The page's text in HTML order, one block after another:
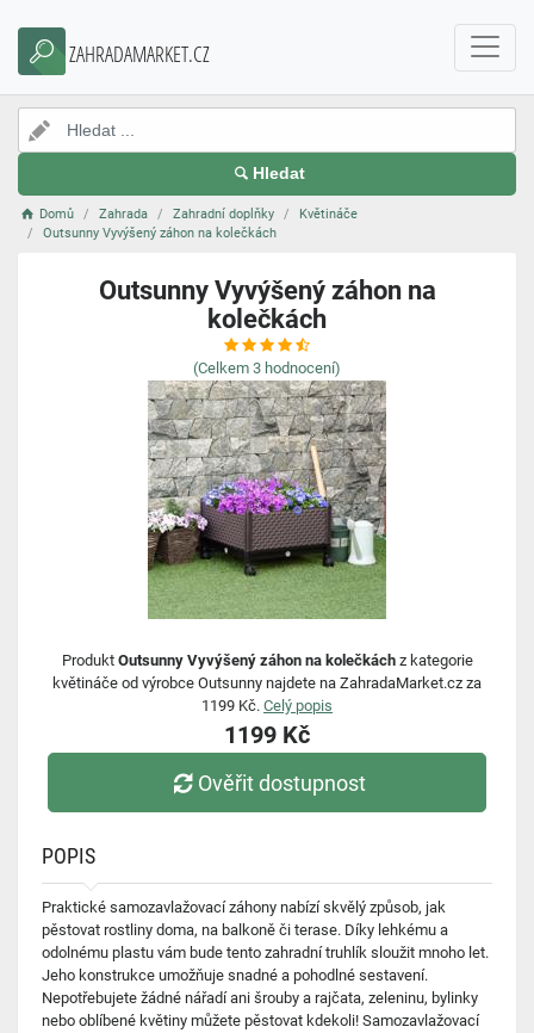
ZAHRADAMARKET.CZ
Hledat
Domů Zahrada Zahradní doplňky
Květináče
Outsunny Vyvýšený záhon na kolečkách
Outsunny Vyvýšený záhon na
kolečkách
(Celkem 3 hodnocení)
Produkt Outsunny Vyvýšený záhon na kolečkáchz kategorie
květináče od výrobce Outsunny najdete na ZahradaMarket.cz za
1199 Kč. Celý popis
1199 Kč
Ověřit dostupnost
POPIS
Praktické samozavlažovací záhony nabízí skvělý způsob, jak
pěstovat rostliny doma, na balkoně či terase. Díky lehkému a
odolnému plastu vám bude tento zahradní truhlík sloužit mnoho let.
Jeho konstrukce umožňuje snadné a pohodlné sestavení.
Nepotřebujete žádné nářadí ani šrouby a rajčata, zeleninu, bylinky
nebo oblíbené květiny můžete pěstovat kdekoli! Samozavlažovací